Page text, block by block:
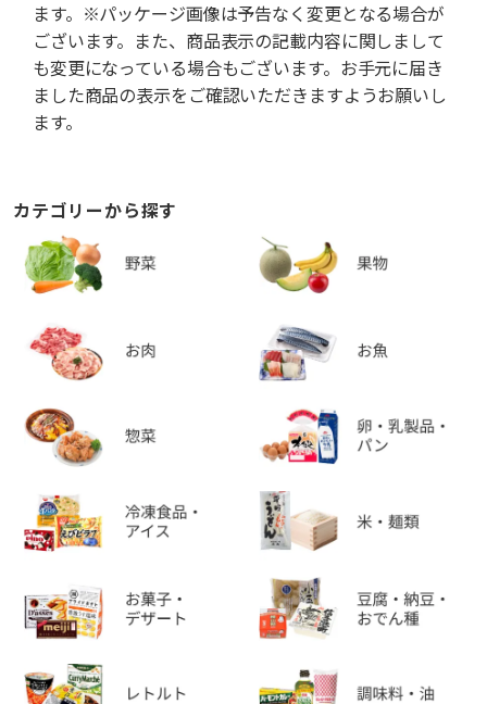
ます。※パッケージ画像は予告なく変更となる場合が
ございます。また、商品表示の記載内容に関しまして
も変更になっている場合もございます。お手元に届き
ました商品の表示をご確認いただきますようお願いし
ます。
カテゴリーから探す